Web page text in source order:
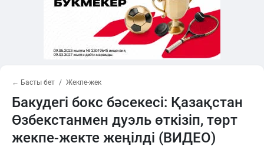
← Басты бет Жекпе-жек
Бакудегі бокс бәсекесі: Қазақстан
Өзбекстанмен дуэль өткізіп, төрт
жекпе-жекте жеңілді (ВИДЕО)